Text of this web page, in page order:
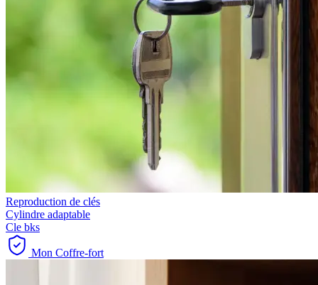
Reproduction de clés
Cylindre adaptable
Cle bks
Mon Coffre-fort